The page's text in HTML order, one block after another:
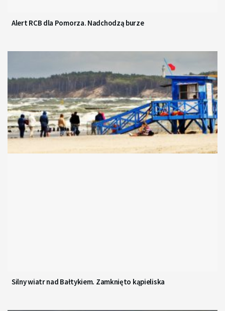
Alert RCB dla Pomorza. Nadchodzą burze
Silny wiatr nad Bałtykiem. Zamknięto kąpieliska